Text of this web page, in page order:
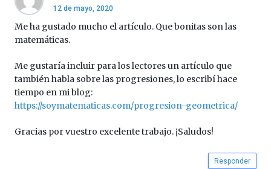
12 de mayo, 2020
Me ha gustado mucho el artículo. Que bonitas son las
matemáticas.
Me gustaría incluir para los lectores un artículo que
también habla sobre las progresiones, lo escribí hace
tiempo en mi blog:
https://soymatematicas.com/progresion-geometrica/
Gracias por vuestro excelente trabajo. ¡Saludos!
Responder